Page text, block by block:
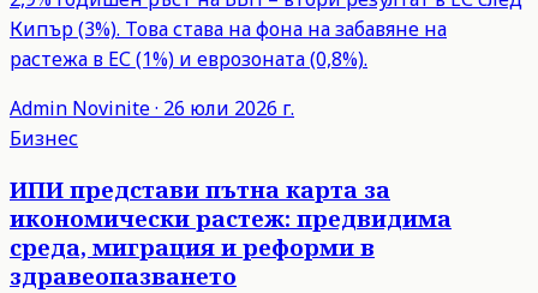
Кипър (3%). Това става на фона на забавяне на
растежа в ЕС (1%) и еврозоната (0,8%).
Admin Novinite· 26 юли 2026 г.
Бизнес
ИПИ представи пътна карта за
икономически растеж: предвидима
среда, миграция и реформи в
здравеопазването